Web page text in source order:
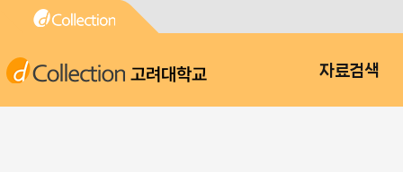
고려대학교 자료검색